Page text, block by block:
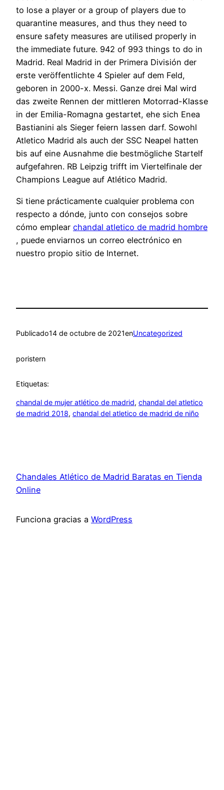
to lose a player or a group of players due to
quarantine measures, and thus they need to
ensure safety measures are utilised properly in
the immediate future. 942 of 993 things to do in
Madrid. Real Madrid in der Primera División der
erste veröffentlichte 4 Spieler auf dem Feld,
geboren in 2000-x. Messi. Ganze drei Mal wird
das zweite Rennen der mittleren Motorrad-Klasse
in der Emilia-Romagna gestartet, ehe sich Enea
Bastianini als Sieger feiern lassen darf. Sowohl
Atletico Madrid als auch der SSC Neapel hatten
bis auf eine Ausnahme die bestmögliche Startelf
aufgefahren. RB Leipzig trifft im Viertelfinale der
Champions League auf Atlético Madrid.
Si tiene prácticamente cualquier problema con
respecto a dónde, junto con consejos sobre
cómo emplear chandal atletico de madrid hombre
, puede enviarnos un correo electrónico en
nuestro propio sitio de Internet.
Publicado14 de octubre de 2021enUncategorized
poristern
Etiquetas:
chandal de mujer atlético de madrid, chandal del atletico
de madrid 2018, chandal del atletico de madrid de niño
Chandales Atlético de Madrid Baratas en Tienda
Online
Funciona gracias a WordPress